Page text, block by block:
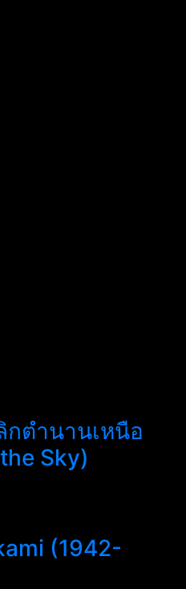
ตำนานเหนือ
Sky)
(1942-